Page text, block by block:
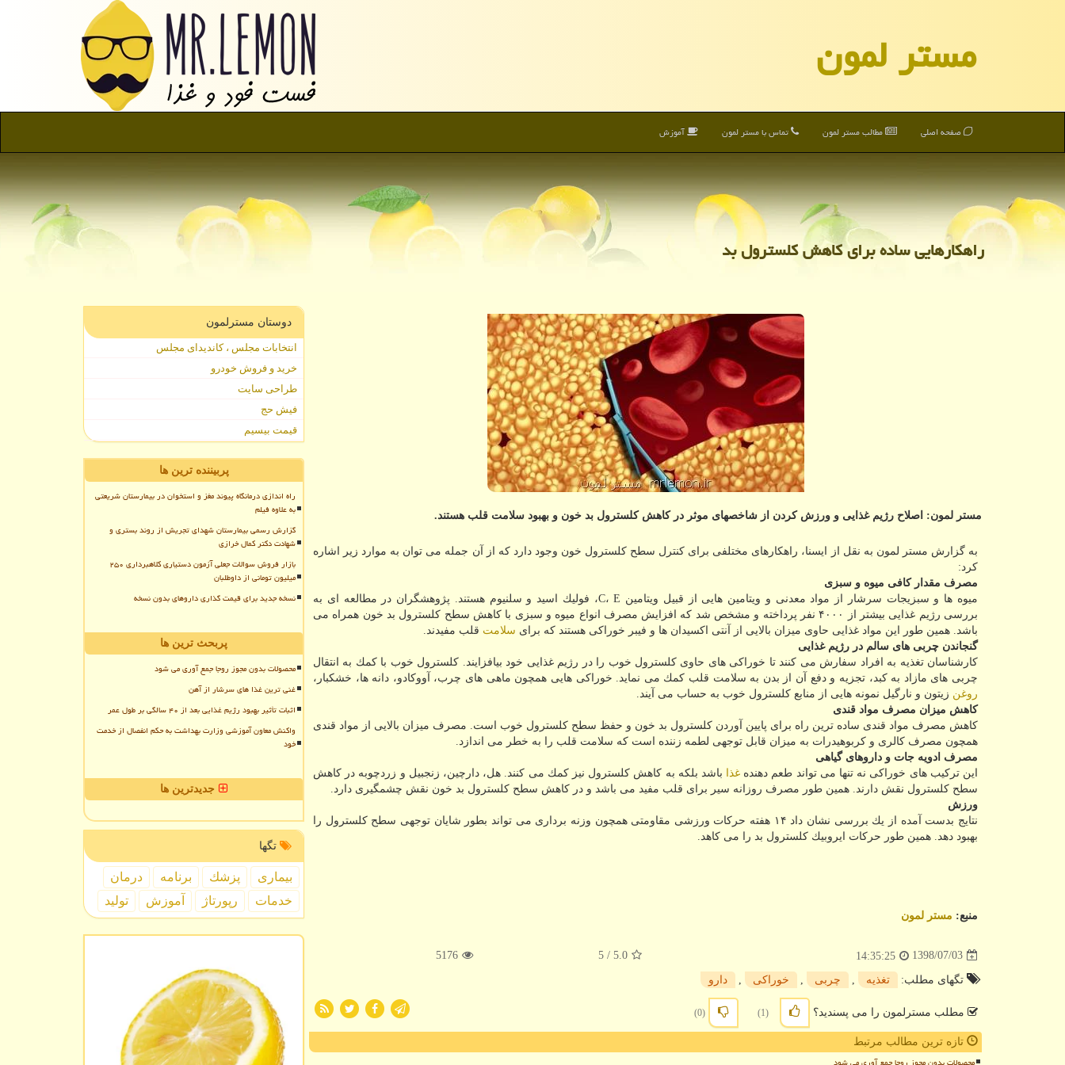
مستر لمون
صفحه اصلی مطالب مستر لمون تماس با مستر لمون آموزش
راهكارهایی ساده برای كاهش كلسترول بد
مستر لمون: اصلاح رژیم غذایی و ورزش كردن از شاخصهای موثر در كاهش كلسترول بد خون و بهبود سلامت قلب هستند.
به گزارش مستر لمون به نقل از ایسنا، راهكارهای مختلفی برای كنترل سطح كلسترول خون وجود دارد كه از آن جمله می توان به موارد زیر اشاره
كرد:
مصرف مقدار كافی میوه و سبزی
میوه ها و سبزیجات سرشار از مواد معدنی و ویتامین هایی از قبیل ویتامین C، E، فولیك اسید و سلنیوم هستند. پژوهشگران در مطالعه ای به
بررسی رژیم غذایی بیشتر از ۴۰۰۰ نفر پرداخته و مشخص شد كه افزایش مصرف انواع میوه و سبزی با كاهش سطح كلسترول بد خون همراه می
باشد. همین طور این مواد غذایی حاوی میزان بالایی از آنتی اكسیدان ها و فیبر خوراكی هستند كه برای سلامت قلب مفیدند.
گنجاندن چربی های سالم در رژیم غذایی
كارشناسان تغذیه به افراد سفارش می كنند تا خوراكی های حاوی كلسترول خوب را در رژیم غذایی خود بیافزایند. كلسترول خوب با كمك به انتقال
چربی های مازاد به كبد، تجزیه و دفع آن از بدن به سلامت قلب كمك می نماید. خوراكی هایی همچون ماهی های چرب، آووكادو، دانه ها، خشكبار،
روغن زیتون و نارگیل نمونه هایی از منابع كلسترول خوب به حساب می آیند.
كاهش میزان مصرف مواد قندی
كاهش مصرف مواد قندی ساده ترین راه برای پایین آوردن كلسترول بد خون و حفظ سطح كلسترول خوب است. مصرف میزان بالایی از مواد قندی
همچون مصرف كالری و كربوهیدرات به میزان قابل توجهی لطمه زننده است كه سلامت قلب را به خطر می اندازد.
مصرف ادویه جات و داروهای گیاهی
این تركیب های خوراكی نه تنها می تواند طعم دهنده غذا باشد بلكه به كاهش كلسترول نیز كمك می كنند. هل، دارچین، زنجبیل و زردچوبه در كاهش
سطح كلسترول نقش دارند. همین طور مصرف روزانه سیر برای قلب مفید می باشد و در كاهش سطح كلسترول بد خون نقش چشمگیری دارد.
ورزش
نتایج بدست آمده از یك بررسی نشان داد ۱۴ هفته حركات ورزشی مقاومتی همچون وزنه برداری می تواند بطور شایان توجهی سطح كلسترول را
بهبود دهد. همین طور حركات ایروبیك كلسترول بد را می كاهد.
منبع: مستر لمون
1398/07/03
14:35:25
5.0
/ 5
5176
تگهای مطلب: تغذیه چربی خوراكی دارو
مطلب مسترلمون را می پسندید؟ (1)
(0)
تازه ترین مطالب مرتبط
دوستان مسترلمون
انتخابات مجلس ، کاندیدای مجلس
خرید و فروش خودرو
طراحی سایت
فیش حج
قیمت بیسیم
پربیننده ترین ها
راه اندازی درمانگاه پیوند مغز و استخوان در بیمارستان شریعتی
به علاوه فیلم
گزارش رسمی بیمارستان شهدای تجریش از روند بستری و
شهادت دکتر کمال خرازی
بازار فروش سوالات جعلی آزمون دستیاری کلاهبرداری ۲۵۰
میلیون تومانی از داوطلبان
نسخه جدید برای قیمت گذاری داروهای بدون نسخه
پربحث ترین ها
محصولات بدون مجوز روجا جمع آوری می شود
غنی ترین غذا های سرشار از آهن
اثبات تأثیر بهبود رژیم غذایی بعد از ۴۰ سالگی بر طول عمر
واکنش معاون آموزشی وزارت بهداشت به حکم انفصال از خدمت
خود
جدیدترین ها
تگها
بیماری پزشك برنامه
درمان
خدمات
رپورتاژ آموزش تولید